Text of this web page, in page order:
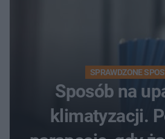
SPRAWDZONE
Sposób na
klimatyzacji.